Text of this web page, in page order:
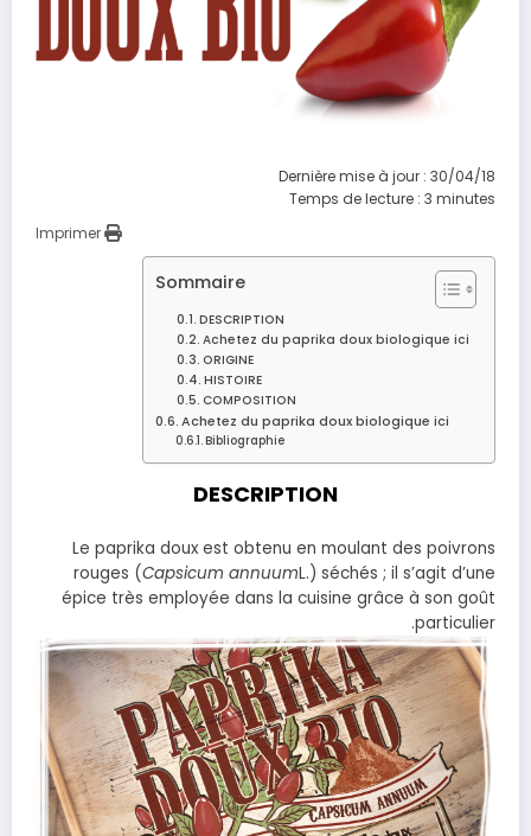
Dernière mise à jour : 30/04/18
Temps de lecture : 3 minutes
Imprimer
Sommaire
DESCRIPTION
Achetez du paprika doux biologique ici
ORIGINE
HISTOIRE
COMPOSITION
Achetez du paprika doux biologique ici
Bibliographie
DESCRIPTION
Le paprika doux est obtenu en moulant des poivrons
rouges (Capsicum annuumL.) séchés ; il s’agit d’une
épice très employée dans la cuisine grâce à son goût
particulier.